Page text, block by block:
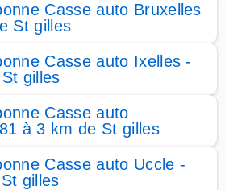
Casse auto Bruxelles
St gilles
Casse auto Ixelles -
gilles
Casse auto
à 3 km de St gilles
Casse auto Uccle -
gilles